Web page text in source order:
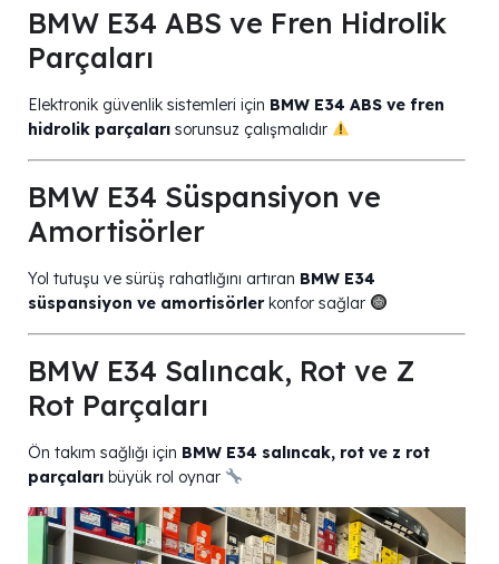
BMW E34 ABS ve Fren Hidrolik
Parçaları
Elektronik güvenlik sistemleri için BMW E34 ABS ve fren
hidrolik parçaları sorunsuz çalışmalıdır
BMW E34 Süspansiyon ve
Amortisörler
Yol tutuşu ve sürüş rahatlığını artıran BMW E34
süspansiyon ve amortisörlerkonfor sağlar
BMW E34 Salıncak, Rot ve Z
Rot Parçaları
Ön takım sağlığı için BMW E34 salıncak, rot ve z rot
parçaları büyük rol oynar